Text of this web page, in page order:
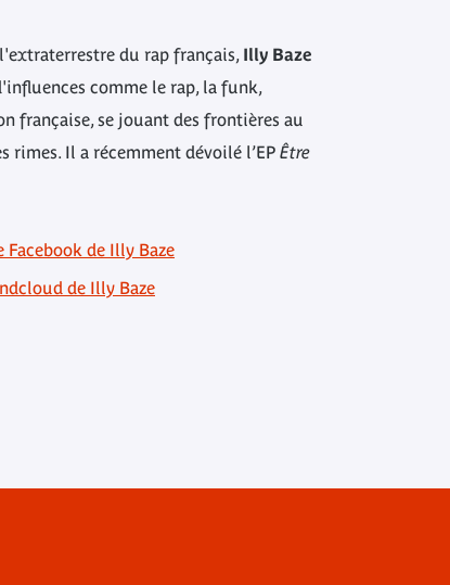
du rap français, Illy Baze
comme le rap, la funk,
française, se jouant des frontières au
rimes. Il a récemment dévoilé l’EP Être
Facebook de Illy Baze
de Illy Baze